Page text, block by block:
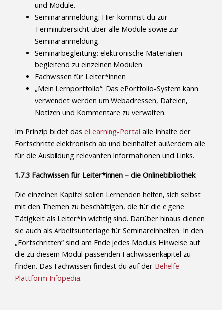
und Module.
Seminaranmeldung: Hier kommst du zur
Terminübersicht über alle Module sowie zur
Seminaranmeldung.
Seminarbegleitung: elektronische Materialien
begleitend zu einzelnen Modulen
Fachwissen für Leiter*innen
„Mein Lernportfolio“: Das ePortfolio-System kann
verwendet werden um Webadressen, Dateien,
Notizen und Kommentare zu verwalten.
Im Prinzip bildet das eLearning-Portal alle Inhalte der
Fortschritte elektronisch ab und beinhaltet außerdem alle
für die Ausbildung relevanten Informationen und Links.
1.7.3 Fachwissen für Leiter*innen – die Onlinebibliothek
Die einzelnen Kapitel sollen Lernenden helfen, sich selbst
mit den Themen zu beschäftigen, die für die eigene
Tätigkeit als Leiter*in wichtig sind. Darüber hinaus dienen
sie auch als Arbeitsunterlage für Seminareinheiten. In den
„Fortschritten“ sind am Ende jedes Moduls Hinweise auf
die zu diesem Modul passenden Fachwissenkapitel zu
finden. Das Fachwissen findest du auf der Behelfe-
Plattform Infopedia.